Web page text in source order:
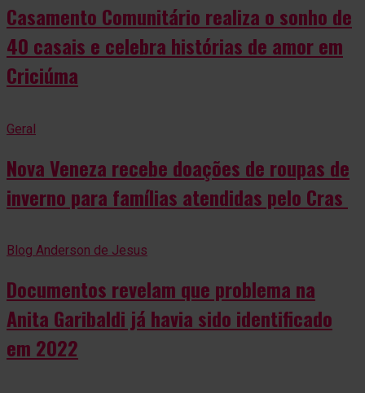
Casamento Comunitário realiza o sonho de
40 casais e celebra histórias de amor em
Criciúma
Geral
Nova Veneza recebe doações de roupas de
inverno para famílias atendidas pelo Cras
Blog Anderson de Jesus
Documentos revelam que problema na
Anita Garibaldi já havia sido identificado
em 2022